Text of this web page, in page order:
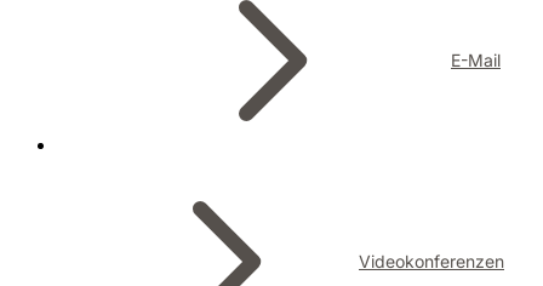
E-Mail
Videokonferenzen